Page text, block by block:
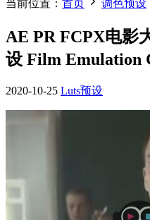
当前位置： 首页 调色预设
AE PR FCPX电影
设 Film Emulation
2020-10-25 Luts预设